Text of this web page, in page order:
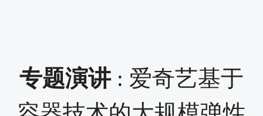
专题演讲 : 爱奇艺基于